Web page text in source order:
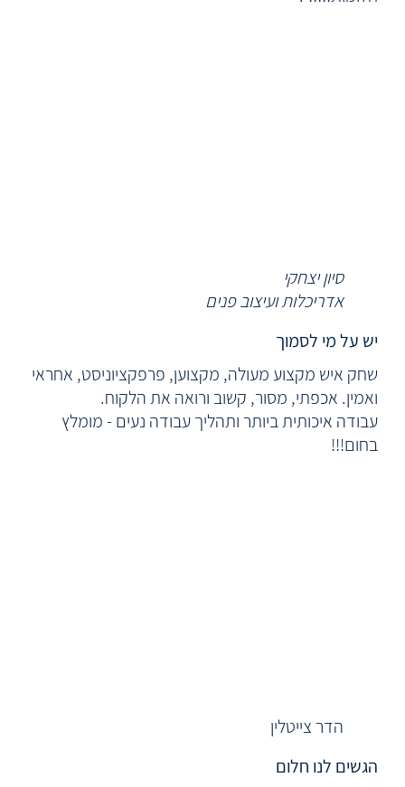
סיון יצחקי
אדריכלות ועיצוב פנים
הדר צייטלין
יש על מי לסמוך
שחק איש מקצוע מעולה, מקצוען, פרפקציוניסט, אחראי
ואמין. אכפתי, מסור, קשוב ורואה את הלקוח.
עבודה איכותית ביותר ותהליך עבודה נעים - מומלץ
בחום!!!
הגשים לנו חלום